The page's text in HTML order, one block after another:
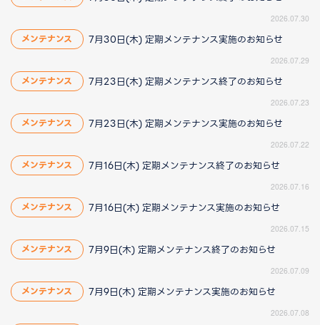
2026.07.30
メンテナンス 7月30日(木) 定期メンテナンス実施のお知らせ
2026.07.29
メンテナンス 7月23日(木) 定期メンテナンス終了のお知らせ
2026.07.23
メンテナンス 7月23日(木) 定期メンテナンス実施のお知らせ
2026.07.22
メンテナンス 7月16日(木) 定期メンテナンス終了のお知らせ
2026.07.16
メンテナンス 7月16日(木) 定期メンテナンス実施のお知らせ
2026.07.15
メンテナンス 7月9日(木) 定期メンテナンス終了のお知らせ
2026.07.09
メンテナンス 7月9日(木) 定期メンテナンス実施のお知らせ
2026.07.08